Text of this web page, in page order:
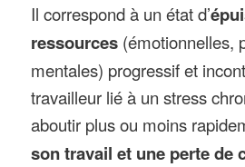
Il correspond à un état d’
ressources (émotionnelles,
mentales) progressif et
travailleur lié à un stress
aboutir plus ou moins
son travail et une perte de